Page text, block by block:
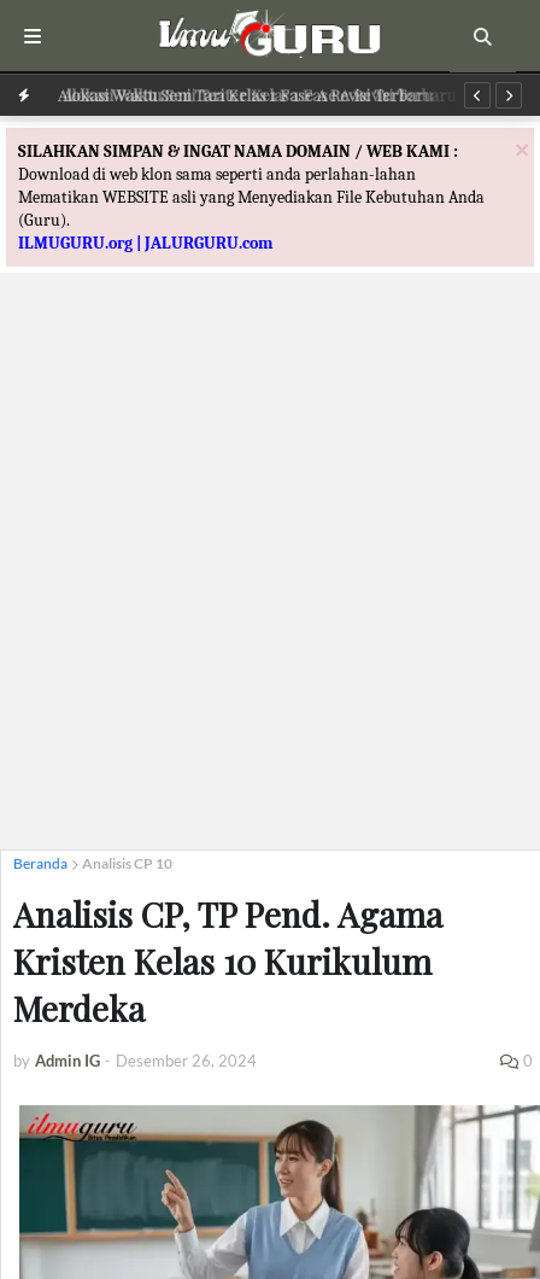
Alokasi Waktu Seni Tari Kelas 1 Fase A Revisi Terbaru
×
SILAHKAN SIMPAN & INGAT NAMA DOMAIN / WEB KAMI :
Download di web klon sama seperti anda perlahan-lahan
Mematikan WEBSITE asli yang Menyediakan File Kebutuhan Anda
(Guru).
ILMUGURU.org | JALURGURU.com
Beranda Analisis CP 10
Analisis CP, TP Pend. Agama
Kristen Kelas 10 Kurikulum
Merdeka
by Admin IG - Desember 26, 2024 0